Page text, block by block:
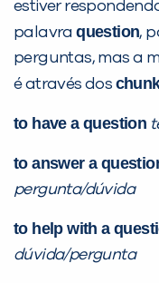
estiver
palavraquestion,
perguntas, mas a
é através dos
to have a question
to answer a
pergunta/dúvida
to help with a
dúvida/pergunta